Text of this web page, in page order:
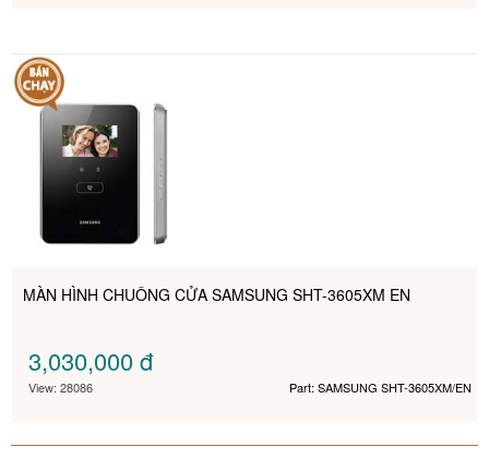
MÀN HÌNH CHUÔNG CỬA SAMSUNG SHT-3605XM EN
3,030,000đ
View: 28086 Part: SAMSUNG SHT-3605XM/EN